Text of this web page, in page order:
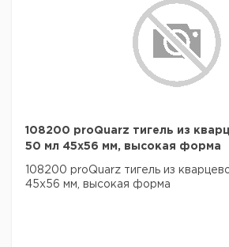
108200 proQuarz тигель из
50 мл 45x56 мм, высокая форма
108200 proQuarz тигель из
45x56 мм, высокая форма